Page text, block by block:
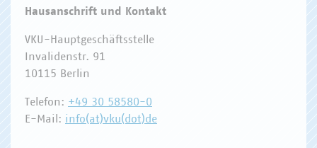
Hausanschrift und Kontakt
VKU-Hauptgeschäftsstelle
Invalidenstr. 91
10115 Berlin
Telefon: +49 30 58580-0
E-Mail: info(at)vku(dot)de